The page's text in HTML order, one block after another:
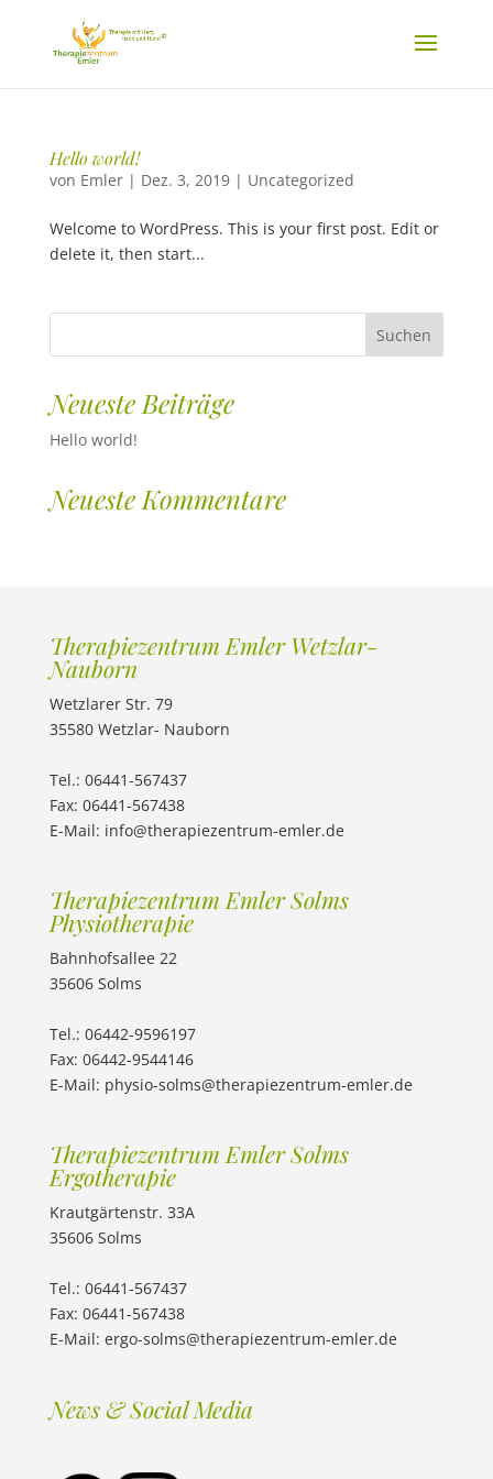
Hello world!
von Emler| Dez. 3, 2019| Uncategorized
Welcome to WordPress. This is your first post. Edit or
delete it, then start...
Neueste Beiträge
Hello world!
Neueste Kommentare
Therapiezentrum Emler Wetzlar-
Nauborn
Wetzlarer Str. 79
35580 Wetzlar- Nauborn
Tel.: 06441-567437
Fax: 06441-567438
E-Mail: info@therapiezentrum-emler.de
Therapiezentrum Emler Solms
Physiotherapie
Bahnhofsallee 22
35606 Solms
Tel.: 06442-9596197
Fax: 06442-9544146
E-Mail: physio-solms@therapiezentrum-emler.de
Therapiezentrum Emler Solms
Ergotherapie
Krautgärtenstr. 33A
35606 Solms
Tel.: 06441-567437
Fax: 06441-567438
E-Mail: ergo-solms@therapiezentrum-emler.de
News & Social Media